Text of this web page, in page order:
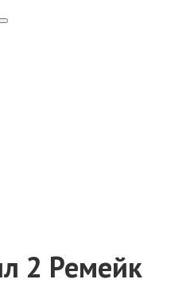
2 Ремейк